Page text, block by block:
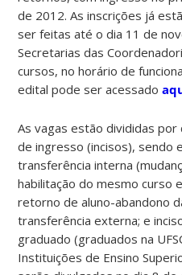
de 2012. As inscrições já
ser feitas até o dia 11 de
Secretarias das
cursos, no horário de
edital pode ser acessado
As vagas estão divididas
de ingresso (incisos), sendo
transferência interna
habilitação do mesmo curso
retorno de aluno-abandono
transferência externa; e
graduado (graduados na
Instituições de Ensino